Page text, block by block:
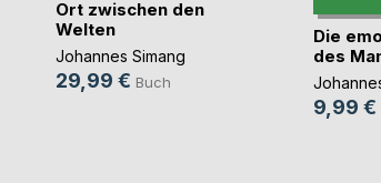
Ort zwischen den
Welten
Johannes Simang
29,99 € Buch
Die
des
9,99 €